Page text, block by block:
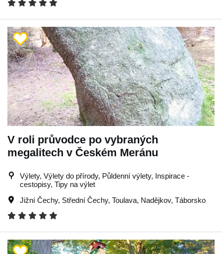
V roli průvodce po vybraných
megalitech v Českém Meránu
Výlety, Výlety do přírody, Půldenní výlety, Inspirace -
cestopisy, Tipy na výlet
Jižní Čechy, Střední Čechy, Toulava, Nadějkov, Táborsko